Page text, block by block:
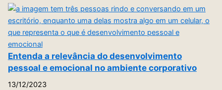
Entenda a relevância do desenvolvimento
pessoal e emocional no ambiente corporativo
13/12/2023